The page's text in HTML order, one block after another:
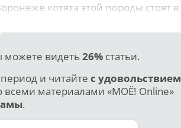
котята этой породы стоят в
можете видеть 26%статьи.
и читайте с удовольствием
всеми материалами «МОЁ! Online»
.